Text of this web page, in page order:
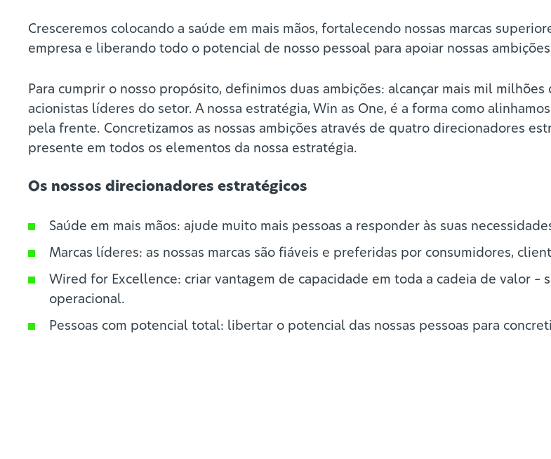
Cresceremos colocando a saúde em mais mãos, fortalecendo nossas marcas
empresa e liberando todo o potencial de nosso pessoal para apoiar nossas
Para cumprir o nosso propósito, definimos duas ambições: alcançar mais mil
acionistas líderes do setor. A nossa estratégia, Win as One, é a forma como
pela frente. Concretizamos as nossas ambições através de quatro direcionadores
presente em todos os elementos da nossa estratégia.
Os nossos direcionadores estratégicos
Saúde em mais mãos: ajude muito mais pessoas a responder às suas
Marcas líderes: as nossas marcas são fiáveis e preferidas por consumidores,
Wired for Excellence: criar vantagem de capacidade em toda a cadeia de valor
operacional.
Pessoas com potencial total: libertar o potencial das nossas pessoas para